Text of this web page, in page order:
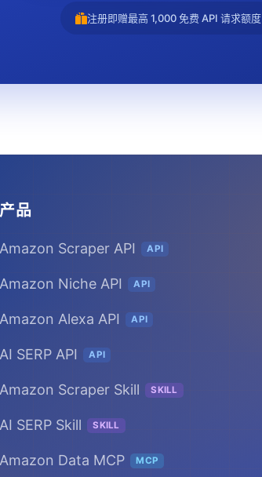
注册即赠最高 1,000 免费 API 请求额度
产品
Amazon Scraper API API
Amazon Niche API API
Amazon Alexa API API
AI SERP API API
Amazon Scraper Skill SKILL
AI SERP Skill SKILL
Amazon Data MCP MCP